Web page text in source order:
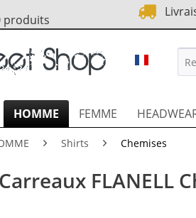
produits
URBAN
HOMME FEMME
Shirts Chemises
FLANELL